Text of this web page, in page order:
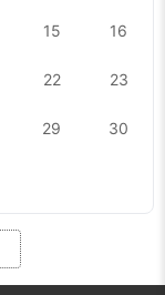
15 16
22 23
29 30